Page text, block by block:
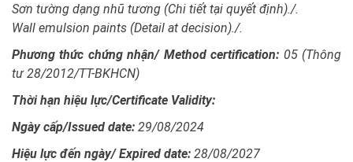
Sơn tường dạng nhũ tương (Chi tiết tại quyết định)./.
Wall emulsion paints (Detail at decision)./.
Phương thức chứng nhận/ Method certification: 05 (Thông
tư 28/2012/TT-BKHCN)
Thời hạn hiệu lực/Certificate Validity:
Ngày cấp/Issued date: 29/08/2024
Hiệu lực đến ngày/ Expired date: 28/08/2027